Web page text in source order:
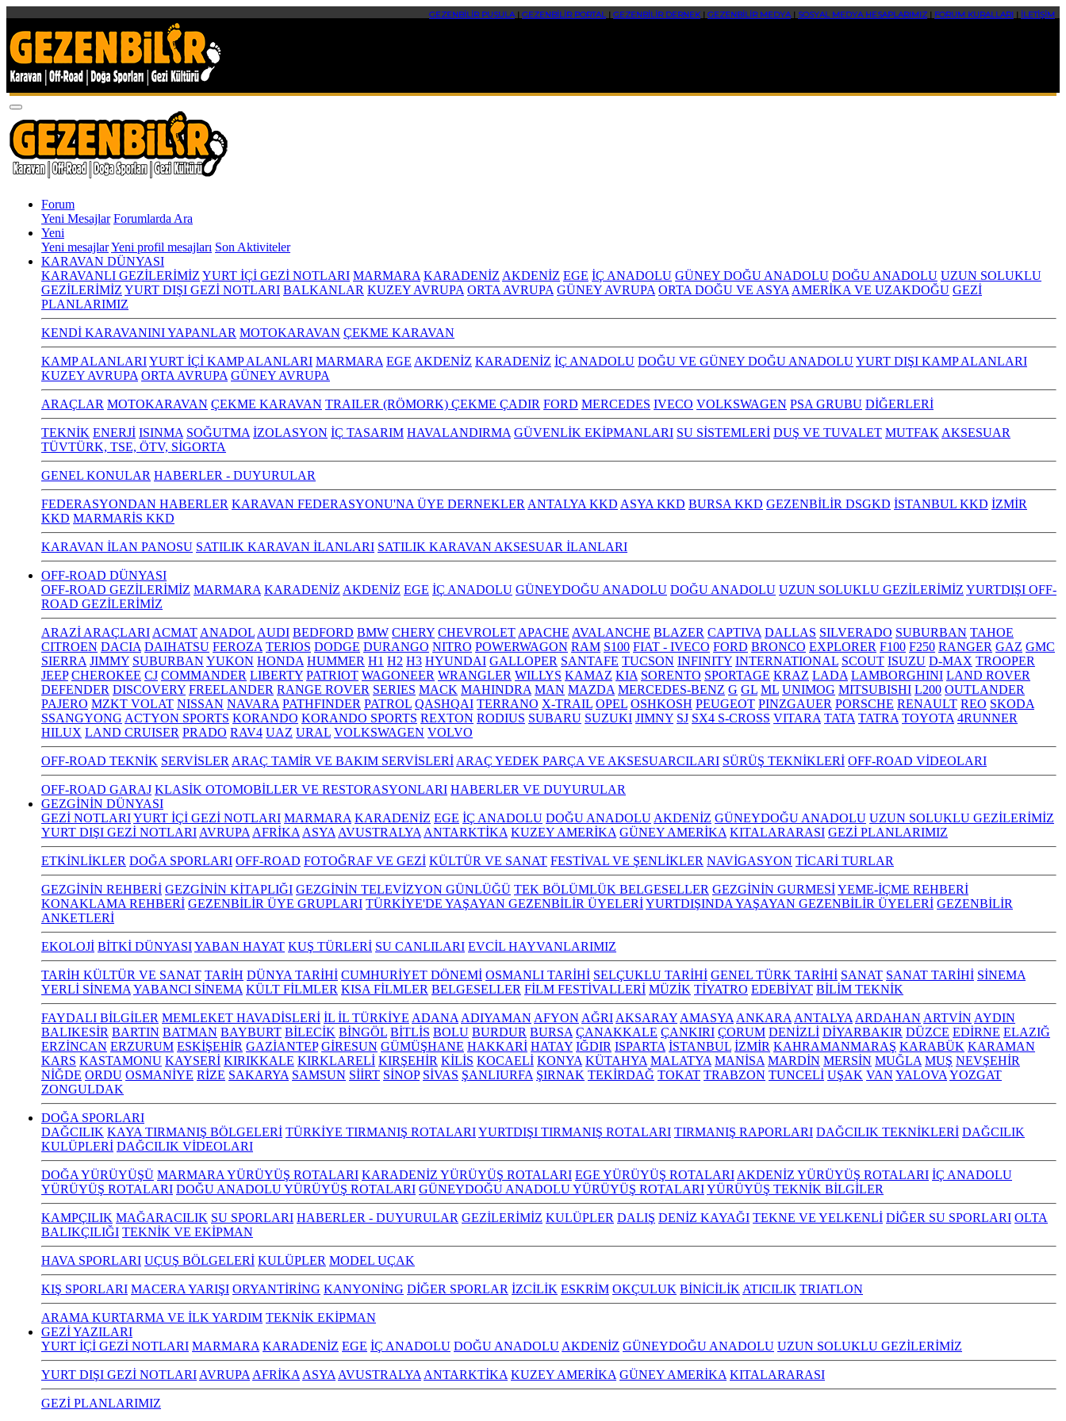
GEZENBİLİR PUSULA| GEZENBİLİR PORTAL| GEZENBİLİR DERNEK| GEZENBİLİR MEDYA| SOSYAL MEDYA HESAPLARIMIZ | FORUM KURALLARI | İLETİŞİM
Forum
Yeni Mesajlar Forumlarda Ara
Yeni
Yeni mesajlarYeni profil mesajları Son Aktiviteler
KARAVAN DÜNYASI
KARAVANLI GEZİLERİMİZ YURT İÇİ GEZİ NOTLARI MARMARA KARADENİZ AKDENİZ EGE İÇ ANADOLU GÜNEY DOĞU ANADOLU DOĞU ANADOLU UZUN SOLUKLU
GEZİLERİMİZ YURT DIŞI GEZİ NOTLARI BALKANLAR KUZEY AVRUPA ORTA AVRUPA GÜNEY AVRUPA ORTA DOĞU VE ASYA AMERİKA VE UZAKDOĞU GEZİ
PLANLARIMIZ
KENDİ KARAVANINI YAPANLAR MOTOKARAVAN ÇEKME KARAVAN
KAMP ALANLARIYURT İÇİ KAMP ALANLARI MARMARA EGE AKDENİZ KARADENİZ İÇ ANADOLU DOĞU VE GÜNEY DOĞU ANADOLUYURT DIŞI KAMP ALANLARI
KUZEY AVRUPA ORTA AVRUPA GÜNEY AVRUPA
ARAÇLAR MOTOKARAVAN ÇEKME KARAVAN TRAILER (RÖMORK) ÇEKME ÇADIR FORD MERCEDES IVECO VOLKSWAGEN PSA GRUBU DİĞERLERİ
TEKNİK ENERJİ ISINMA SOĞUTMA İZOLASYON İÇ TASARIM HAVALANDIRMA GÜVENLİK EKİPMANLARI SU SİSTEMLERİ DUŞ VE TUVALET MUTFAK AKSESUAR
TÜVTÜRK, TSE, ÖTV, SİGORTA
GENEL KONULAR HABERLER - DUYURULAR
FEDERASYONDAN HABERLER KARAVAN FEDERASYONU'NA ÜYE DERNEKLER ANTALYA KKD ASYA KKD BURSA KKD GEZENBİLİR DSGKD İSTANBUL KKD İZMİR
KKD MARMARİS KKD
KARAVAN İLAN PANOSU SATILIK KARAVAN İLANLARI SATILIK KARAVAN AKSESUAR İLANLARI
OFF-ROAD DÜNYASI
OFF-ROAD GEZİLERİMİZ MARMARA KARADENİZ AKDENİZ EGE İÇ ANADOLU GÜNEYDOĞU ANADOLU DOĞU ANADOLU UZUN SOLUKLU GEZİLERİMİZ YURTDIŞI OFF-
ROAD GEZİLERİMİZ
ARAZİ ARAÇLARI ACMAT ANADOL AUDI BEDFORD BMW CHERY CHEVROLET APACHE AVALANCHE BLAZER CAPTIVA DALLAS SILVERADO SUBURBAN TAHOE
CITROEN DACIA DAIHATSU FEROZA TERIOS DODGE DURANGO NITRO POWERWAGON RAM S100 FIAT - IVECO FORD BRONCO EXPLORER F100 F250 RANGER GAZ GMC
SIERRA JIMMY SUBURBAN YUKON HONDA HUMMER H1 H2 H3 HYUNDAI GALLOPER SANTAFE TUCSON INFINITY INTERNATIONAL SCOUT ISUZU D-MAX TROOPER
JEEP CHEROKEE CJ COMMANDER LIBERTY PATRIOT WAGONEER WRANGLER WILLYS KAMAZ KIA SORENTO SPORTAGE KRAZ LADA LAMBORGHINI LAND ROVER
DEFENDER DISCOVERY FREELANDER RANGE ROVER SERIES MACK MAHINDRA MAN MAZDA MERCEDES-BENZ G GL ML UNIMOG MITSUBISHI L200 OUTLANDER
PAJERO MZKT VOLAT NISSAN NAVARA PATHFINDER PATROL QASHQAI TERRANO X-TRAIL OPEL OSHKOSH PEUGEOT PINZGAUER PORSCHE RENAULT REO SKODA
SSANGYONG ACTYON SPORTS KORANDO KORANDO SPORTS REXTON RODIUS SUBARU SUZUKI JIMNY SJ SX4 S-CROSS VITARA TATA TATRA TOYOTA 4RUNNER
HILUX LAND CRUISER PRADO RAV4 UAZ URAL VOLKSWAGEN VOLVO
OFF-ROAD TEKNİK SERVİSLER ARAÇ TAMİR VE BAKIM SERVİSLERİ ARAÇ YEDEK PARÇA VE AKSESUARCILARI SÜRÜŞ TEKNİKLERİ OFF-ROAD VİDEOLARI
OFF-ROAD GARAJ KLASİK OTOMOBİLLER VE RESTORASYONLARI HABERLER VE DUYURULAR
GEZGİNİN DÜNYASI
GEZİ NOTLARIYURT İÇİ GEZİ NOTLARI MARMARA KARADENİZ EGE İÇ ANADOLU DOĞU ANADOLU AKDENİZ GÜNEYDOĞU ANADOLU UZUN SOLUKLU GEZİLERİMİZ
YURT DIŞI GEZİ NOTLARI AVRUPA AFRİKA ASYA AVUSTRALYA ANTARKTİKA KUZEY AMERİKA GÜNEY AMERİKA KITALARARASI GEZİ PLANLARIMIZ
ETKİNLİKLER DOĞA SPORLARI OFF-ROAD FOTOĞRAF VE GEZİ KÜLTÜR VE SANAT FESTİVAL VE ŞENLİKLER NAVİGASYON TİCARİ TURLAR
GEZGİNİN REHBERİ GEZGİNİN KİTAPLIĞI GEZGİNİN TELEVİZYON GÜNLÜĞÜ TEK BÖLÜMLÜK BELGESELLER GEZGİNİN GURMESİYEME-İÇME REHBERİ
KONAKLAMA REHBERİ GEZENBİLİR ÜYE GRUPLARI TÜRKİYE'DE YAŞAYAN GEZENBİLİR ÜYELERİYURTDIŞINDA YAŞAYAN GEZENBİLİR ÜYELERİ GEZENBİLİR
ANKETLERİ
EKOLOJİ BİTKİ DÜNYASIYABAN HAYAT KUŞ TÜRLERİ SU CANLILARI EVCİL HAYVANLARIMIZ
TARİH KÜLTÜR VE SANAT TARİH DÜNYA TARİHİ CUMHURİYET DÖNEMİ OSMANLI TARİHİ SELÇUKLU TARİHİ GENEL TÜRK TARİHİ SANAT SANAT TARİHİ SİNEMA
YERLİ SİNEMA YABANCI SİNEMA KÜLT FİLMLER KISA FİLMLER BELGESELLER FİLM FESTİVALLERİ MÜZİK TİYATRO EDEBİYAT BİLİM TEKNİK
FAYDALI BİLGİLER MEMLEKET HAVADİSLERİ İL İL TÜRKİYE ADANA ADIYAMAN AFYON AĞRI AKSARAY AMASYA ANKARA ANTALYA ARDAHAN ARTVİN AYDIN
BALIKESİR BARTIN BATMAN BAYBURT BİLECİK BİNGÖL BİTLİS BOLU BURDUR BURSA ÇANAKKALE ÇANKIRI ÇORUM DENİZLİ DİYARBAKIR DÜZCE EDİRNE ELAZIĞ
ERZİNCAN ERZURUM ESKİŞEHİR GAZİANTEP GİRESUN GÜMÜŞHANE HAKKARİ HATAY IĞDIR ISPARTA İSTANBUL İZMİR KAHRAMANMARAŞ KARABÜK KARAMAN
KARS KASTAMONU KAYSERİ KIRIKKALE KIRKLARELİ KIRŞEHİR KİLİS KOCAELİ KONYA KÜTAHYA MALATYA MANİSA MARDİN MERSİN MUĞLA MUŞ NEVŞEHİR
NİĞDE ORDU OSMANİYE RİZE SAKARYA SAMSUN SİİRT SİNOP SİVAS ŞANLIURFA ŞIRNAK TEKİRDAĞ TOKAT TRABZON TUNCELİ UŞAK VAN YALOVA YOZGAT
ZONGULDAK
DOĞA SPORLARI
DAĞCILIK KAYA TIRMANIŞ BÖLGELERİ TÜRKİYE TIRMANIŞ ROTALARIYURTDIŞI TIRMANIŞ ROTALARI TIRMANIŞ RAPORLARI DAĞCILIK TEKNİKLERİ DAĞCILIK
KULÜPLERİ DAĞCILIK VİDEOLARI
DOĞA YÜRÜYÜŞÜ MARMARA YÜRÜYÜŞ ROTALARI KARADENİZ YÜRÜYÜŞ ROTALARI EGE YÜRÜYÜŞ ROTALARI AKDENİZ YÜRÜYÜŞ ROTALARI İÇ ANADOLU
YÜRÜYÜŞ ROTALARI DOĞU ANADOLU YÜRÜYÜŞ ROTALARI GÜNEYDOĞU ANADOLU YÜRÜYÜŞ ROTALARIYÜRÜYÜŞ TEKNİK BİLGİLER
KAMPÇILIK MAĞARACILIK SU SPORLARI HABERLER - DUYURULAR GEZİLERİMİZ KULÜPLER DALIŞ DENİZ KAYAĞI TEKNE VE YELKENLİ DİĞER SU SPORLARI OLTA
BALIKÇILIĞI TEKNİK VE EKİPMAN
HAVA SPORLARI UÇUŞ BÖLGELERİ KULÜPLER MODEL UÇAK
KIŞ SPORLARI MACERA YARIŞI ORYANTİRİNG KANYONİNG DİĞER SPORLAR İZCİLİK ESKRİM OKÇULUK BİNİCİLİK ATICILIK TRIATLON
ARAMA KURTARMA VE İLK YARDIM TEKNİK EKİPMAN
GEZİ YAZILARI
YURT İÇİ GEZİ NOTLARI MARMARA KARADENİZ EGE İÇ ANADOLU DOĞU ANADOLU AKDENİZ GÜNEYDOĞU ANADOLU UZUN SOLUKLU GEZİLERİMİZ
YURT DIŞI GEZİ NOTLARI AVRUPA AFRİKA ASYA AVUSTRALYA ANTARKTİKA KUZEY AMERİKA GÜNEY AMERİKA KITALARARASI
GEZİ PLANLARIMIZ